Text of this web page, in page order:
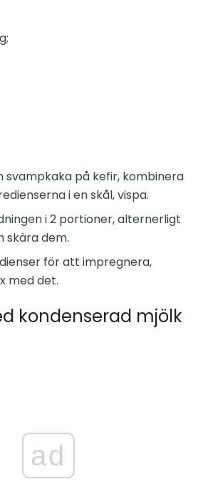
svampkaka på kefir, kombinera
i en skål, vispa.
i 2 portioner, alternerligt
skära dem.
för att impregnera,
med det.
kondenserad mjölk
ad